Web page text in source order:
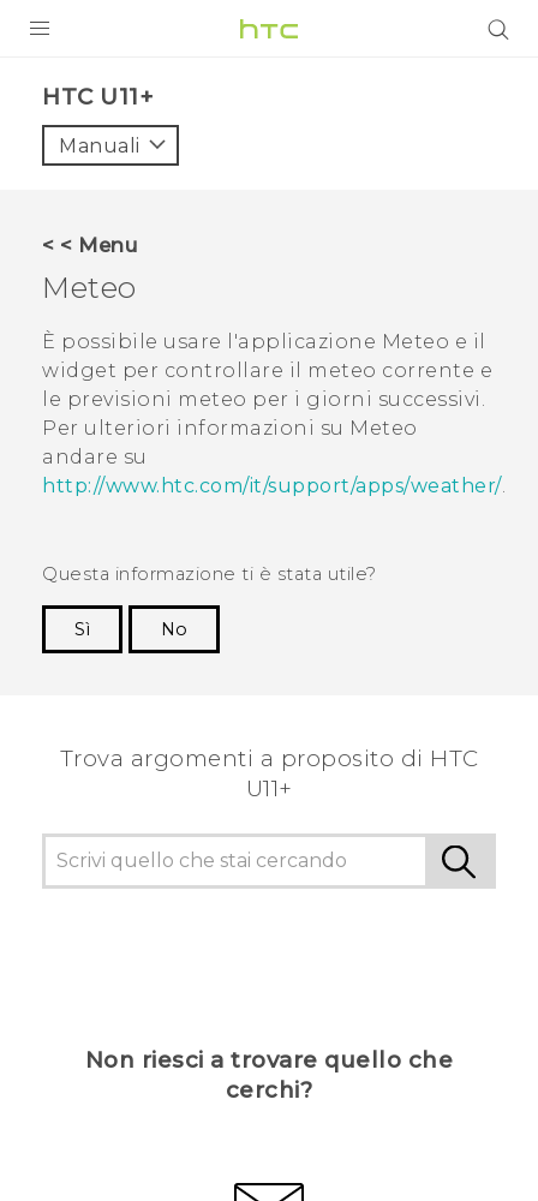
VIVE
ASSISTENZA
Accessori e dispositivi HTC
Accesso
HTC U11+‎
Manuali
< < Menu
Meteo
È possibile usare l'applicazione Meteo e il
widget per controllare il meteo corrente e
le previsioni meteo per i giorni successivi.
Per ulteriori informazioni su Meteo
andare su
http://www.htc.com/it/support/apps/weather/.
Questa informazione ti è stata utile?
Sì
No
Trova argomenti a proposito di HTC
U11+
Non riesci a trovare quello che
cerchi?